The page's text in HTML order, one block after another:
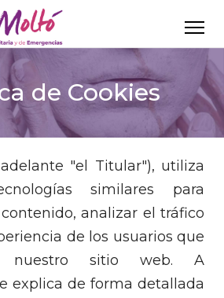
de Cookies
"el Titular"), utiliza
similares para
analizar el tráfico
de los usuarios que
nuestro sitio web. A
explica de forma detallada